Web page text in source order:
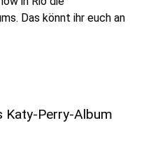
Das könnt ihr euch an
Katy-Perry-Album